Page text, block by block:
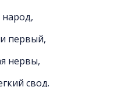
народ,
первый,
нервы,
свод.